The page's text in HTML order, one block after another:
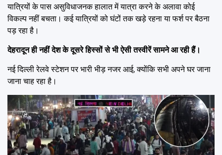
यात्रियों के पास असुविधाजनक हालात में यात्रा करने के अलावा कोई
विकल्प नहीं बचता। कई यात्रियों को घंटों तक खड़े रहना या फर्श पर बैठना
पड़ रहा है।
देहरादून ही नहीं देश के दूसरे हिस्सों से भी ऐसी तस्वीरें सामने आ रही हैं।
नई दिल्ली रेलवे स्टेशन पर भारी भीड़ नजर आई, क्योंकि सभी अपने घर जाना
जाना चाह रहा है।